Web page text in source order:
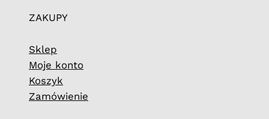
ZAKUPY
Sklep
Moje konto
Koszyk
Zamówienie